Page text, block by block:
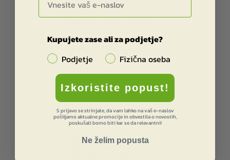
Kolekcija Liverpool
Kolekcija Catalina Estrada
Kolekcija Frozen
 
Kolekcija Star Wars
Zvezki, bloki in pripomočki
Kolekcija Street
Kolekcija Barcelona
Kupujete zase ali za podjetje?
Podjetje
Fizična oseba
Izkoristite popust!
S prijavo se strinjate, da vam lahko na vaš e-naslov
pošiljamo aktualne promocije in obvestila o novostih,
poskušali bomo biti kar se da relevantni!
Ne želim popusta